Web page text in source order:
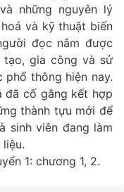
những nguyên lý
và kỹ thuật biến
đọc nắm được
tạo, gia công và sử
thông hiện nay.
đã cố gắng kết hợp
thành tựu mới để
sinh viên đang làm
1: chương 1, 2.